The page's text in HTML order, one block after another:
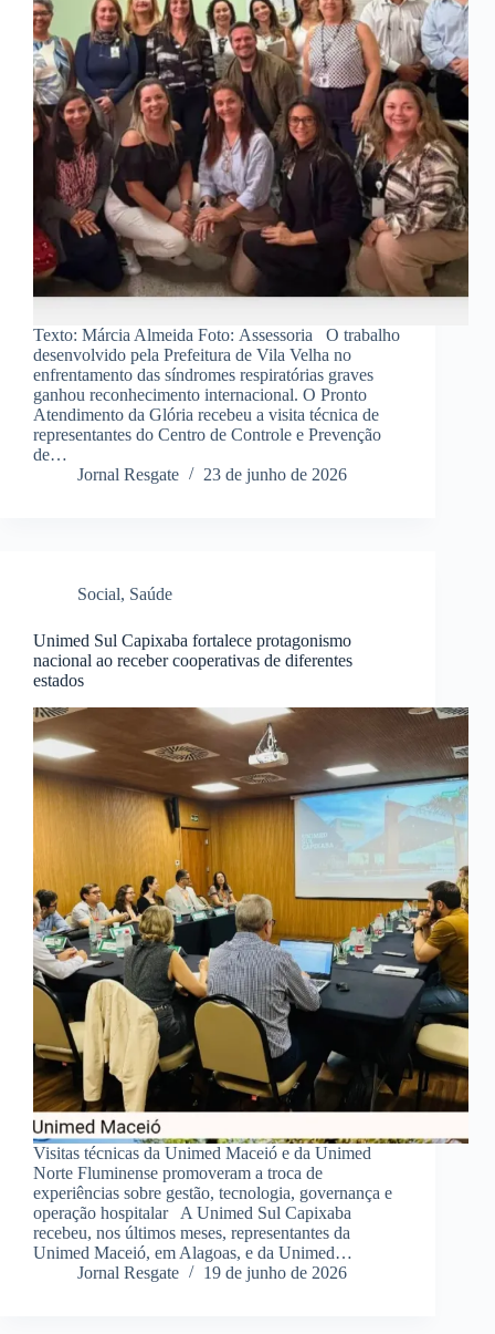
Texto: Márcia Almeida Foto: Assessoria O trabalho
desenvolvido pela Prefeitura de Vila Velha no
enfrentamento das síndromes respiratórias graves
ganhou reconhecimento internacional. O Pronto
Atendimento da Glória recebeu a visita técnica de
representantes do Centro de Controle e Prevenção
de…
Jornal Resgate
23 de junho de 2026
Social, Saúde
Unimed Sul Capixaba fortalece protagonismo
nacional ao receber cooperativas de diferentes
estados
Visitas técnicas da Unimed Maceió e da Unimed
Norte Fluminense promoveram a troca de
experiências sobre gestão, tecnologia, governança e
operação hospitalar A Unimed Sul Capixaba
recebeu, nos últimos meses, representantes da
Unimed Maceió, em Alagoas, e da Unimed…
Jornal Resgate
19 de junho de 2026